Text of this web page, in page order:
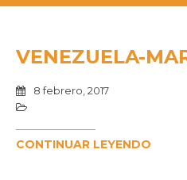
VENEZUELA-
8 febrero, 2017
CONTINUAR LEYENDO